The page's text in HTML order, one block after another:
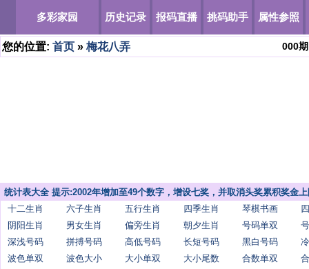
多彩家园 历史记录 报码直播 挑码助手 属性参照
您的位置: 首页 » 梅花八弄 000期
统计表大全 提示:2002年增加至49个数字，增设七奖，并取消头奖累积奖金
十二生肖
六子生肖 五行生肖 四季生肖 琴棋书画
阴阳生肖
男女生肖 偏旁生肖 朝夕生肖 号码单双
深浅号码
拼搏号码 高低号码 长短号码 黑白号码
波色单双
波色大小 大小单双 大小尾数 合数单双